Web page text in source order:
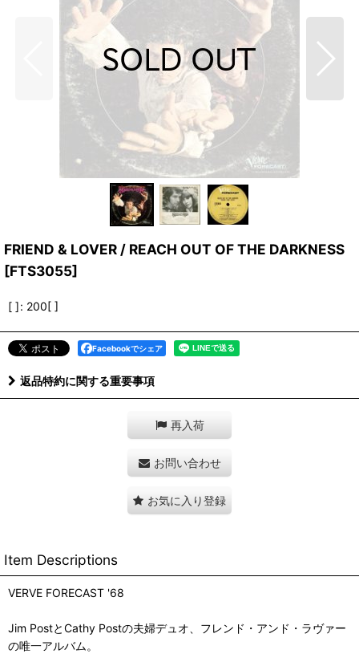
FRIEND & LOVER / REACH OUT OF THE DARKNESS
[FTS3055]
[ ]: 200[ ]
Facebookでシェア
返品特約に関する重要事項
再入荷
お問い合わせ
お気に入り登録
Item Descriptions
VERVE FORECAST '68
Jim PostとCathy Postの夫婦デュオ、フレンド・アンド・ラヴァー
の唯一アルバム。